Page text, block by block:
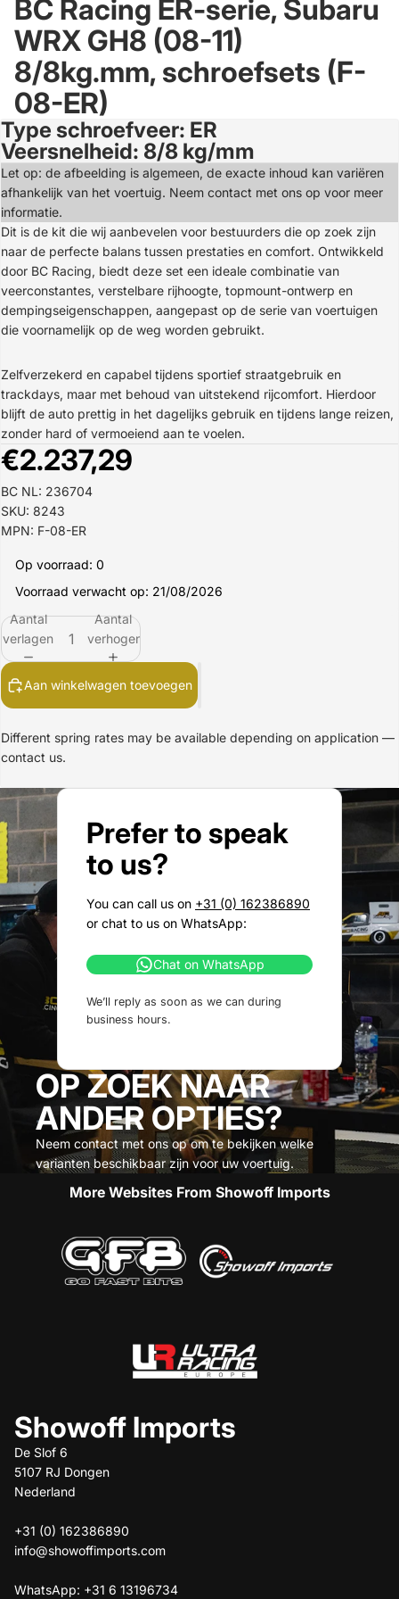
BC Racing ER-serie, Subaru
WRX GH8 (08-11)
8/8kg.mm, schroefsets (F-
08-ER)
Afbeelding
openen
in
volledig
scherm
Type schroefveer: ER
Veersnelheid: 8/8 kg/mm
Let op: de afbeelding is algemeen, de exacte inhoud kan variëren
afhankelijk van het voertuig. Neem contact met ons op voor meer
informatie.
Dit is de kit die wij aanbevelen voor bestuurders die op zoek zijn
naar de perfecte balans tussen prestaties en comfort. Ontwikkeld
door BC Racing, biedt deze set een ideale combinatie van
veerconstantes, verstelbare rijhoogte, topmount-ontwerp en
dempingseigenschappen, aangepast op de serie van voertuigen
die voornamelijk op de weg worden gebruikt.
Zelfverzekerd en capabel tijdens sportief straatgebruik en
trackdays, maar met behoud van uitstekend rijcomfort. Hierdoor
blijft de auto prettig in het dagelijks gebruik en tijdens lange reizen,
zonder hard of vermoeiend aan te voelen.
€2.237,29
BC NL: 236704
SKU: 8243
MPN: F-08-ER
Op voorraad: 0
Voorraad verwacht op: 21/08/2026
Aantal
verlagen
Aantal
verhogen
Aan winkelwagen toevoegen
Different spring rates may be available depending on application —
contact us.
Prefer to speak
to us?
You can call us on +31 (0) 162386890
or chat to us on WhatsApp:
Chat on WhatsApp
We’ll reply as soon as we can during
business hours.
OP ZOEK NAAR
ANDER OPTIES?
Neem contact met ons op om te bekijken welke
varianten beschikbaar zijn voor uw voertuig.
More Websites From Showoff Imports
Showoff Imports
De Slof 6
5107 RJ Dongen
Nederland
+31 (0) 162386890
info@showoffimports.com
WhatsApp: +31 6 13196734